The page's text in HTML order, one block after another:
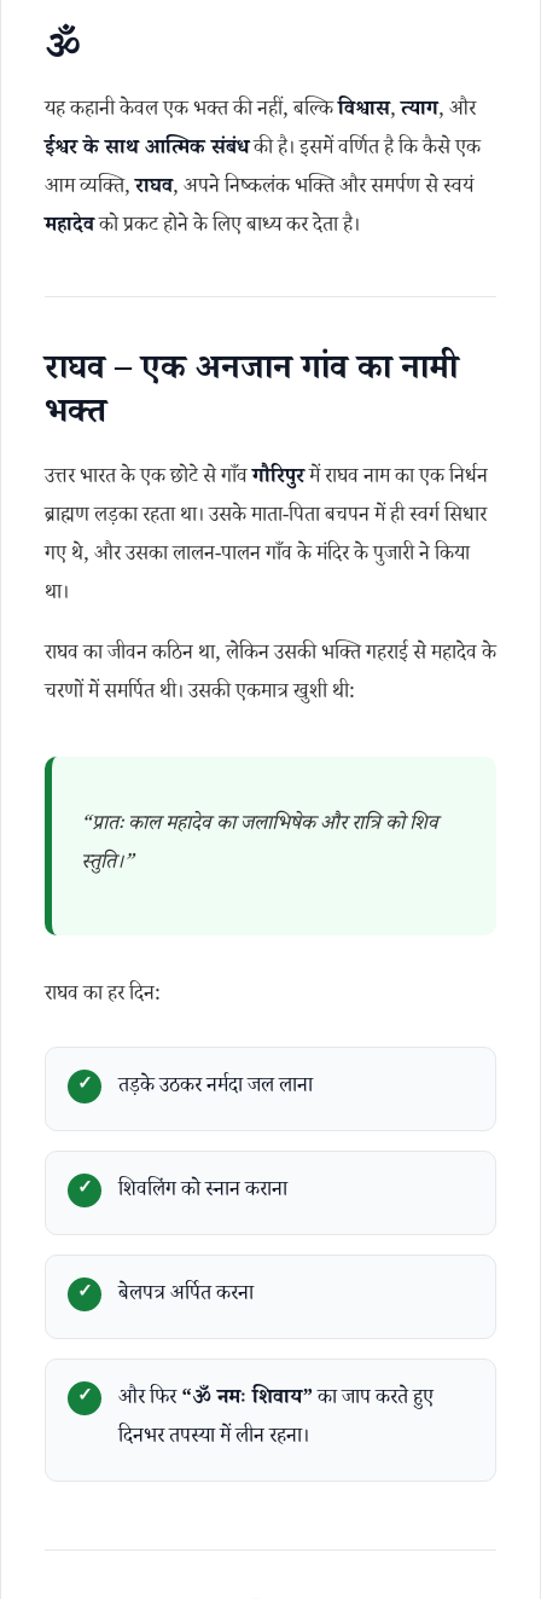
🕉️
यह कहानी केवल एक भक्त की नहीं, बल्किविश्वास,त्याग, और
ईश्वर के साथ आत्मिक संबंधकी है। इसमें वर्णित है कि कैसे एक
आम व्यक्ति,राघव, अपने निष्कलंक भक्ति और समर्पण से स्वयं
महादेवको प्रकट होने के लिए बाध्य कर देता है।
राघव – एक अनजान गांव का नामी
भक्त
उत्तर भारत के एक छोटे से गाँवगौरिपुरमें राघव नाम का एक निर्धन
ब्राह्मण लड़का रहता था। उसके माता-पिता बचपन में ही स्वर्ग सिधार
गए थे, और उसका लालन-पालन गाँव के मंदिर के पुजारी ने किया
था।
राघव का जीवन कठिन था, लेकिन उसकी भक्ति गहराई से महादेव के
चरणों में समर्पित थी। उसकी एकमात्र खुशी थी:
“प्रातः काल महादेव का जलाभिषेक और रात्रि को शिव
स्तुति।”
राघव का हर दिन:
तड़के उठकर नर्मदा जल लाना
शिवलिंग को स्नान कराना
बेलपत्र अर्पित करना
और फिर“ॐ नमः शिवाय”का जाप करते हुए
दिनभर तपस्या में लीन रहना।